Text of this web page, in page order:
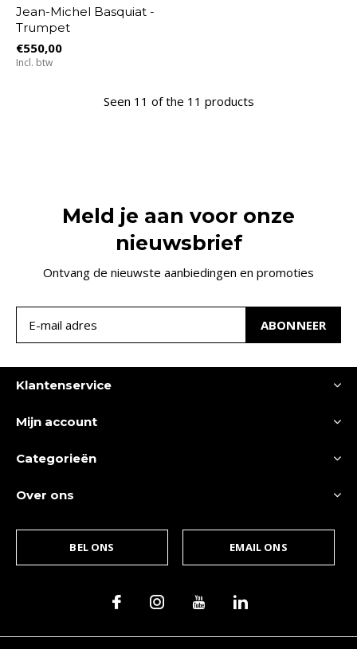
Jean-Michel Basquiat -
Trumpet
€550,00
Incl. btw
Seen 11 of the 11 products
Meld je aan voor onze
nieuwsbrief
Ontvang de nieuwste aanbiedingen en promoties
ABONNEER
Klantenservice
Mijn account
Categorieën
Over ons
BEL ONS EMAIL ONS